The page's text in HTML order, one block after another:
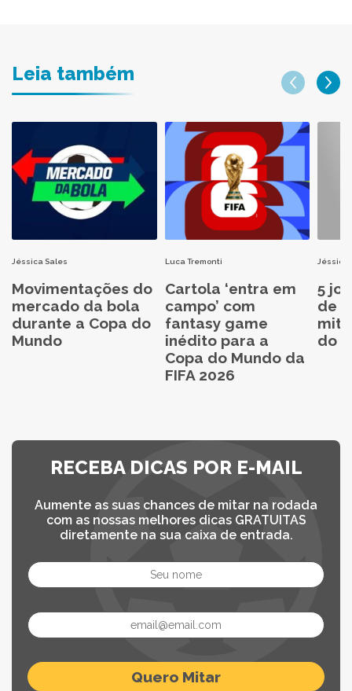
Leia também
Jéssica Sales
Movimentações do
mercado da bola
durante a Copa do
Mundo
Luca Tremonti
Cartola ‘entra em
campo’ com
fantasy game
inédito para a
Copa do Mundo da
FIFA 2026
Jéssica
5
de
do
RECEBA DICAS POR E-MAIL
Aumente as suas chances de mitar na rodada
com as nossas melhores dicas GRATUITAS
diretamente na sua caixa de entrada.